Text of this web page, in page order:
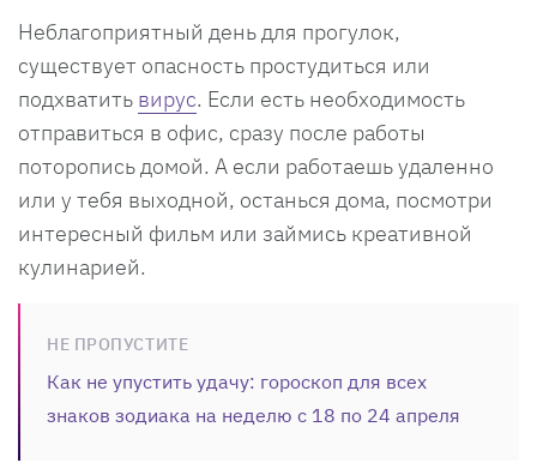
Неблагоприятный день для прогулок,
существует опасность простудиться или
подхватить вирус. Если есть необходимость
отправиться в офис, сразу после работы
поторопись домой. А если работаешь удаленно
или у тебя выходной, останься дома, посмотри
интересный фильм или займись креативной
кулинарией.
НЕ ПРОПУСТИТЕ
Как не упустить удачу: гороскоп для всех
знаков зодиака на неделю c 18 по 24 апреля